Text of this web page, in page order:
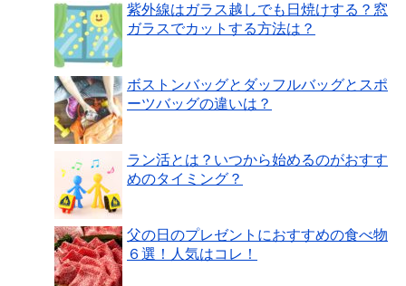
紫外線はガラス越しでも日焼けする？窓
ガラスでカットする方法は？
ボストンバッグとダッフルバッグとスポ
ーツバッグの違いは？
ラン活とは？いつから始めるのがおすす
めのタイミング？
父の日のプレゼントにおすすめの食べ物
６選！人気はコレ！